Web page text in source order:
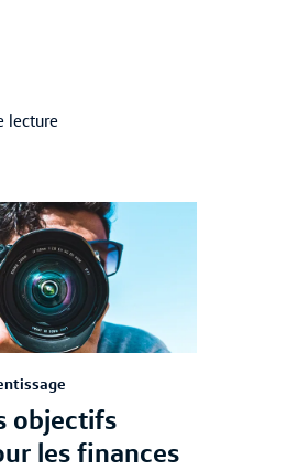
lecture
objectifs
les finances